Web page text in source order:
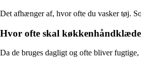
Det afhænger af, hvor ofte du vasker tøj.
Hvor ofte skal
Da de bruges dagligt og ofte bliver